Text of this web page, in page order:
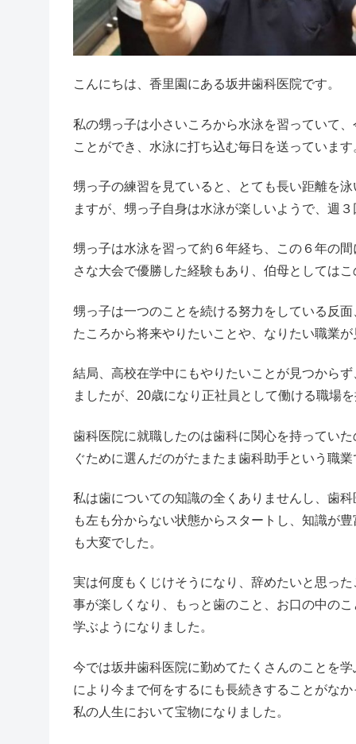
こんにちは、香里園にある坂井歯科医院です。
私の甥っ子は小さいころから水泳を習っていて
ことができ、水泳に打ち込む毎日を送っています
甥っ子の練習を見ていると、とても長い距離を
ますが、甥っ子自身は水泳が楽しいようで、週
甥っ子は水泳を習って約６年経ち、この６年の
さな大会で優勝した経験もあり、伯母としては
甥っ子は一つのことを続ける努力をしている反
たころから将来やりたいことや、なりたい職業
結局、高校在学中にもやりたいことが見つから
ましたが、20歳になり正社員として働ける職場
歯科医院に就職したのは歯科に関心を持ってい
ぐために選んだのがたまたま歯科助手という職
私は歯についての知識の全くありませんし、歯
も左も分からない状態からスタートし、知識が
も大変でした。
実は何度もくじけそうになり、辞めたいと思っ
事が楽しくなり、もっと歯のこと、お口の中の
学ぶようになりました。
今では坂井歯科医院に勤めてたくさんのことを
により今まで何をするにも長続きすることがな
私の人生において宝物になりました。